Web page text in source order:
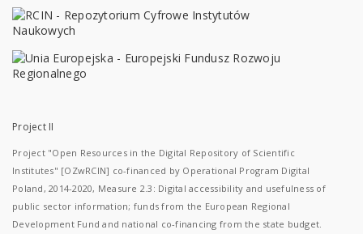
Project II
Project "Open Resources in the Digital Repository of Scientific
Institutes" [OZwRCIN] co-financed by Operational Program Digital
Poland, 2014-2020, Measure 2.3: Digital accessibility and usefulness of
public sector information; funds from the European Regional
Development Fund and national co-financing from the state budget.